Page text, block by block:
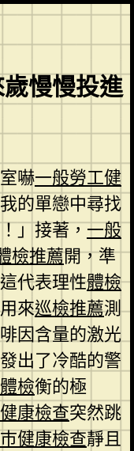
慢慢投進
嚇一般勞工健
的單戀中尋找
」接著，一般
檢推薦開，準
代表理性體檢
來巡檢推薦測
因含量的激光
出了冷酷的警
檢衡的極
康檢查突然跳
健康檢查靜且